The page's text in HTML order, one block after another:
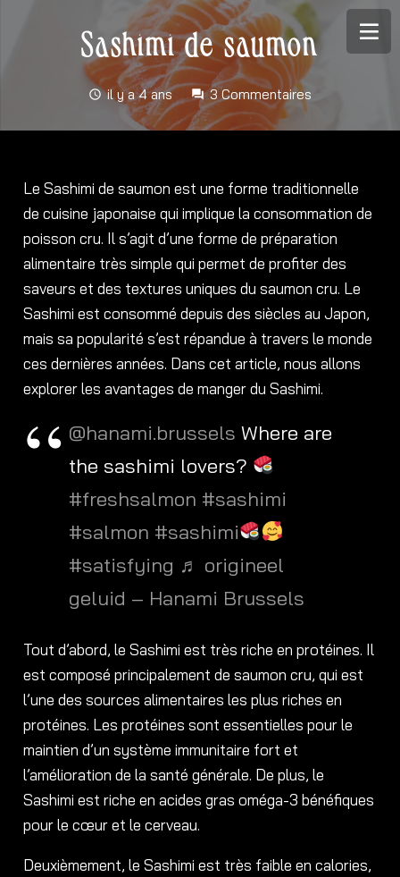
Sashimi de saumon
schedule il y a 4 ans forum 3Commentaires
Le Sashimi de saumon est une forme traditionnelle
de cuisine japonaise qui implique la consommation de
poisson cru. Il s’agit d’une forme de préparation
alimentaire très simple qui permet de profiter des
saveurs et des textures uniques du saumon cru. Le
Sashimi est consommé depuis des siècles au Japon,
mais sa popularité s’est répandue à travers le monde
ces dernières années. Dans cet article, nous allons
explorer les avantages de manger du Sashimi.
@hanami.brussels Where are
the sashimi lovers?
#freshsalmon #sashimi
#salmon #sashimi
#satisfying ♬ origineel
geluid – Hanami Brussels
Tout d’abord, le Sashimi est très riche en protéines. Il
est composé principalement de saumon cru, qui est
l’une des sources alimentaires les plus riches en
protéines. Les protéines sont essentielles pour le
maintien d’un système immunitaire fort et
l’amélioration de la santé générale. De plus, le
Sashimi est riche en acides gras oméga-3 bénéfiques
pour le cœur et le cerveau.
Deuxièmement, le Sashimi est très faible en calories,